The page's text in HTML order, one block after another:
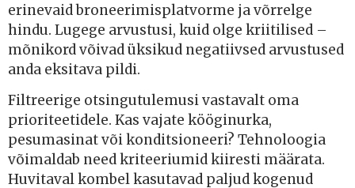
erinevaid broneerimisplatvorme ja võrrelge
hindu. Lugege arvustusi, kuid olge kriitilised –
mõnikord võivad üksikud negatiivsed arvustused
anda eksitava pildi.
Filtreerige otsingutulemusi vastavalt oma
prioriteetidele. Kas vajate kööginurka,
pesumasinat või konditsioneeri? Tehnoloogia
võimaldab need kriteeriumid kiiresti määrata.
Huvitaval kombel kasutavad paljud kogenud